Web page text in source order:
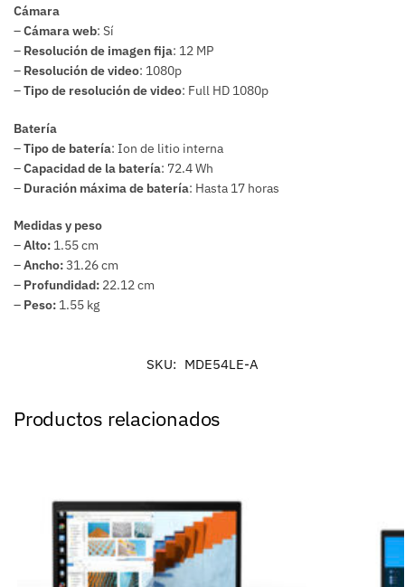
Cámara
–Cámara web: Sí
– Resolución de imagen fija: 12 MP
– Resolución de video: 1080p
–Tipo de resolución de video: Full HD 1080p
Batería
–Tipo de batería: Ion de litio interna
–Capacidad de la batería: 72.4 Wh
– Duración máxima de batería: Hasta 17 horas
Medidas y peso
–Alto: 1.55 cm
–Ancho:31.26 cm
– Profundidad: 22.12 cm
– Peso: 1.55 kg
SKU: MDE54LE-A
Productos relacionados